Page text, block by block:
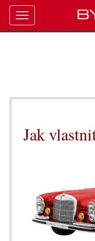
Jak
Toggle
navigation